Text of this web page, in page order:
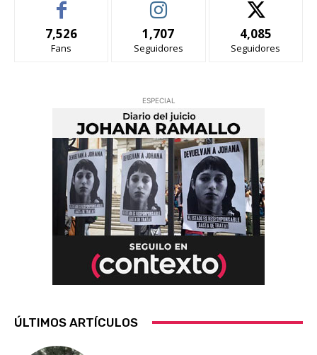
7,526
Fans
1,707
Seguidores
4,085
Seguidores
ESPECIAL
ÚLTIMOS ARTÍCULOS